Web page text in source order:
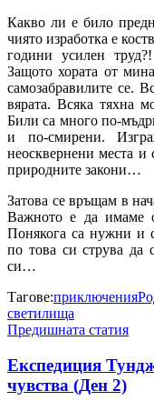
Какво ли е било
чиято изработка е
години усилен
Защото хората от
самозабравилите се.
вярата. Всяка тяхна
Били са много по-
и по-смирени.
неосквернени места
природните закони…
Затова се връщам в
Важното е да имаме
Понякога са нужни и
по това си струва да
си…
Тагове:приключения
светилища
Предишната статия
Експедиция
чувства (Ден 2)